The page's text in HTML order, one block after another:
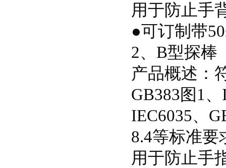
用于防止手
●可订制带
2、B型探棒
产品概述：
GB383图1
IEC6035、
8.4等标准要
用于防止手